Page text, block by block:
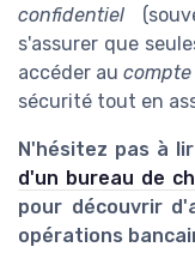
confidentiel
s'assurer que
accéder au
sécurité tout en
N'hésitez pas à
d'un bureau de
pour découvrir
opérations